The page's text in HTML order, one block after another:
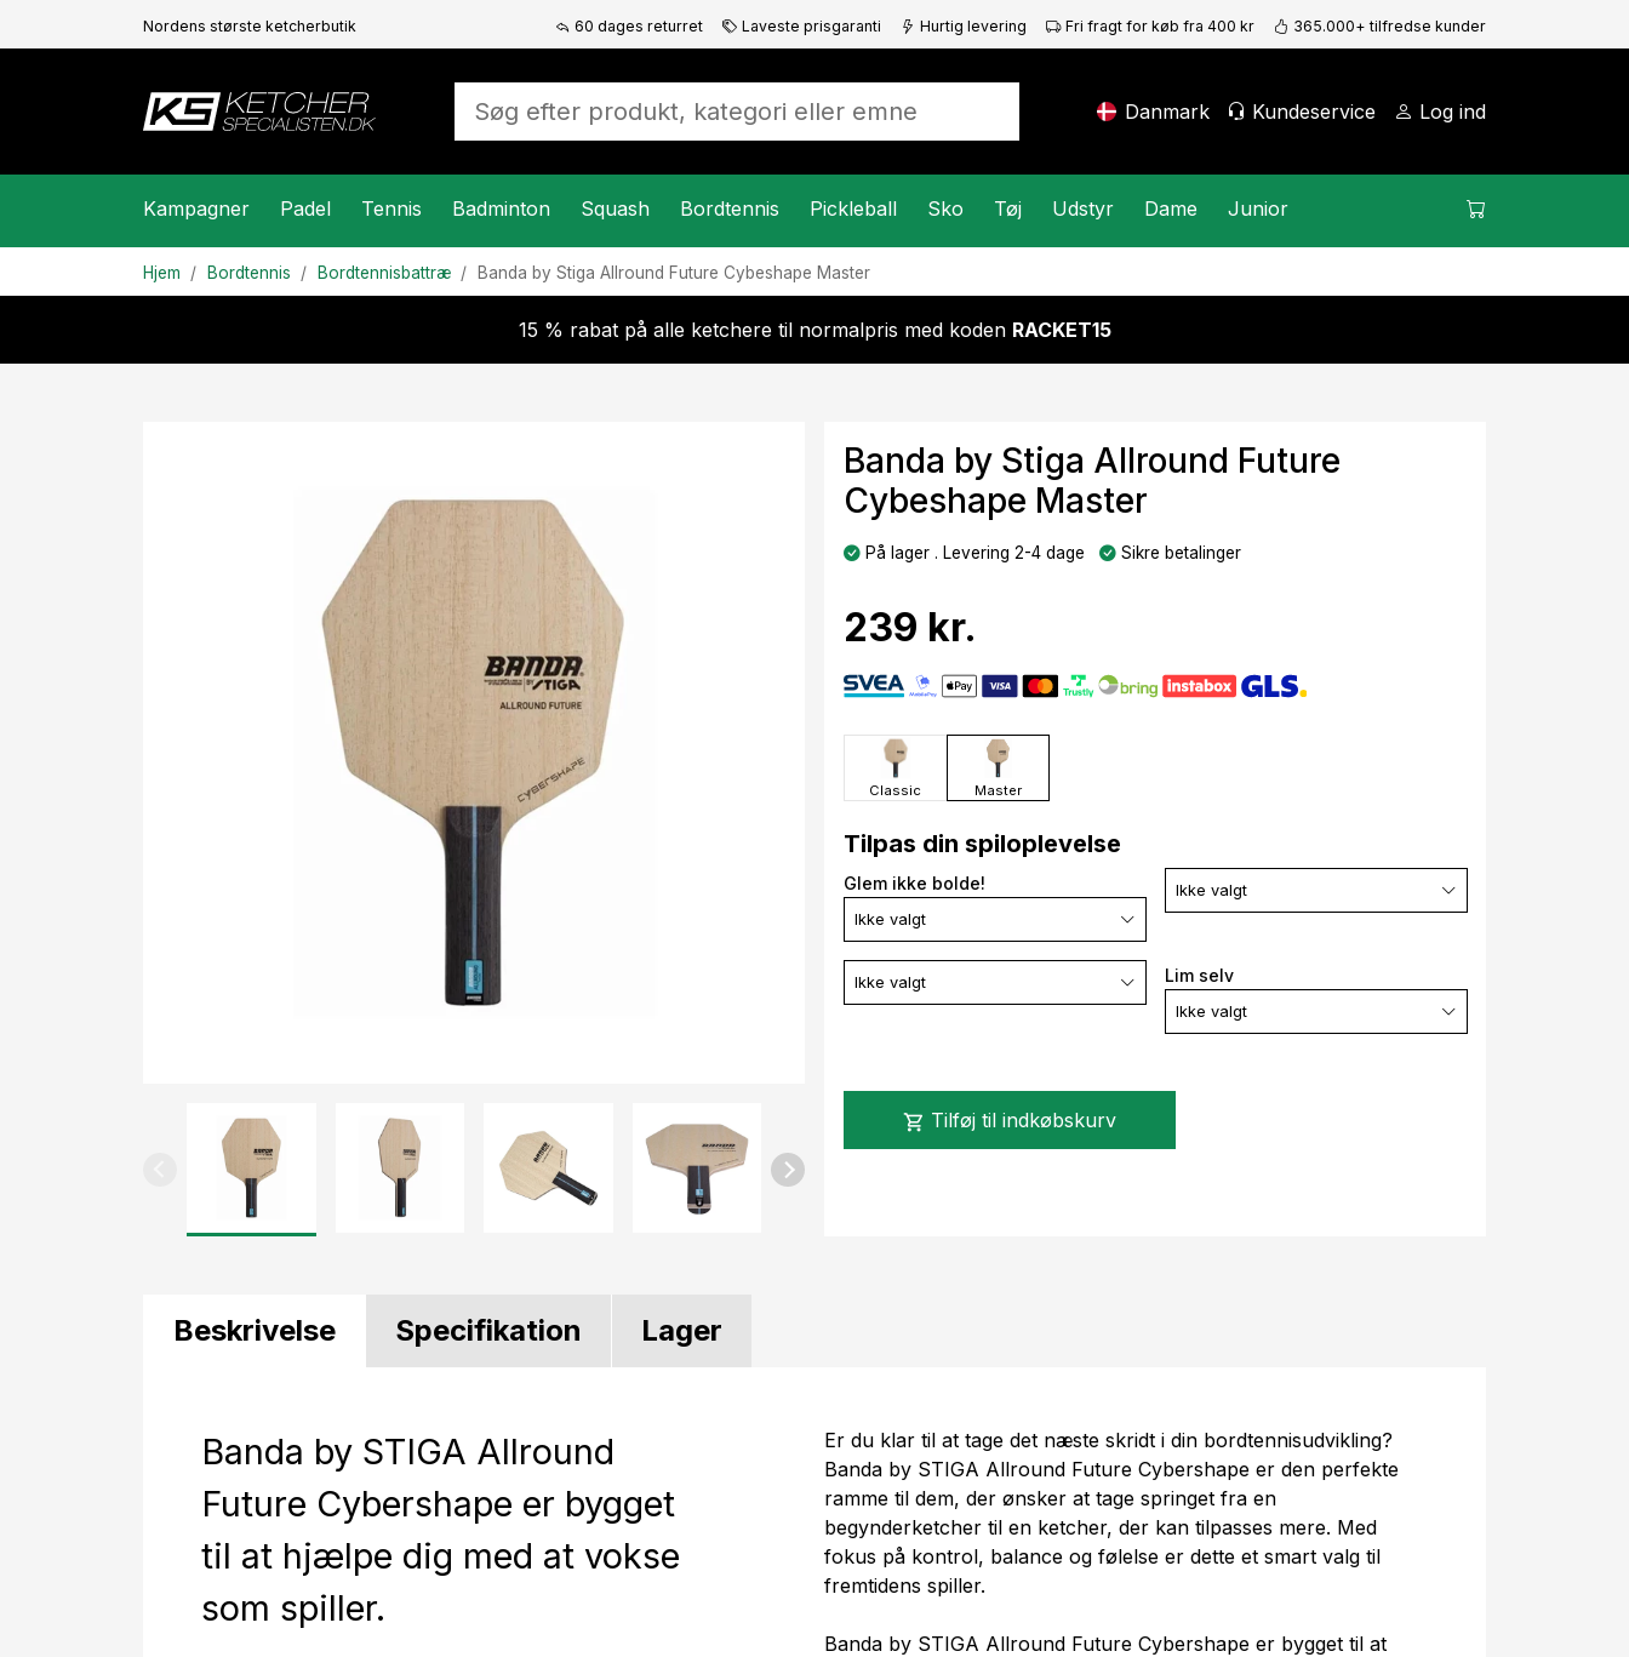
Nordens største ketcherbutik 60 dages returret Laveste prisgaranti Hurtig levering Fri fragt for køb fra 400 kr 365.000+ tilfredse kunder
Danmark Kundeservice Log ind
Kampagner Padel Tennis Badminton Squash Bordtennis Pickleball Sko Tøj Udstyr Dame Junior
Hjem Bordtennis Bordtennisbattræ Banda by Stiga Allround Future Cybeshape Master
15 % rabat på alle ketchere til normalpris med koden RACKET15
Banda by Stiga Allround Future
Cybeshape Master
På lager . Levering 2-4 dage Sikre betalinger
239 kr.
Classic Master
Tilpas din spiloplevelse
Glem ikke bolde!
Ikke valgt
Ikke valgt
Ikke valgt Lim selv
Ikke valgt
shopping_cart Tilføj til indkøbskurv
Beskrivelse Specifikation Lager
Banda by STIGA Allround
Future Cybershape er bygget
til at hjælpe dig med at vokse
som spiller.
Er du klar til at tage det næste skridt i din bordtennisudvikling?
Banda by STIGA Allround Future Cybershape er den perfekte
ramme til dem, der ønsker at tage springet fra en
begynderketcher til en ketcher, der kan tilpasses mere. Med
fokus på kontrol, balance og følelse er dette et smart valg til
fremtidens spiller.
Banda by STIGA Allround Future Cybershape er bygget til at